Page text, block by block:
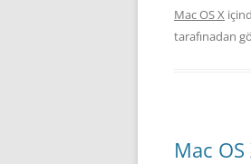
Mac OS X
tarafınadan
Mac